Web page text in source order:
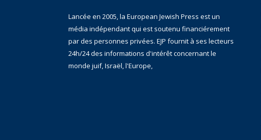
Lancée en 2005, la European Jewish Press est un
média indépendant qui est soutenu financiérement
par des personnes privées. EJP fournit à ses lecteurs
24h/24 des informations d'intérêt concernant le
monde juif, Israël, l'Europe,